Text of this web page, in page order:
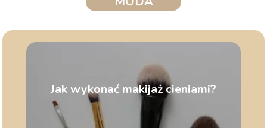
Jak wykonać makijaż cieniami?